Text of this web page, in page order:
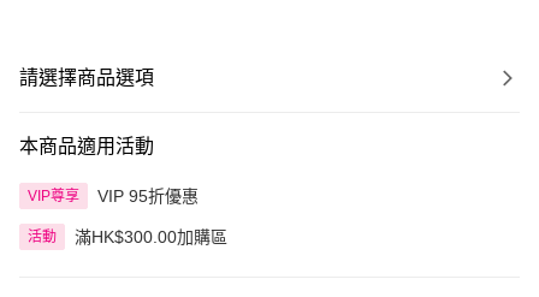
請選擇商品選項
本商品適用活動
VIP尊享 VIP 95折優惠
活動 滿HK$300.00加購區